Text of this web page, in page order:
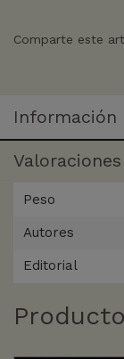
Comparte este
Información
Peso
Autores
Editorial